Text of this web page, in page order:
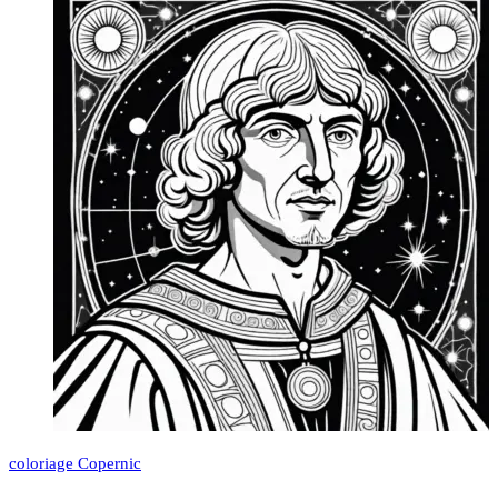
coloriage Copernic